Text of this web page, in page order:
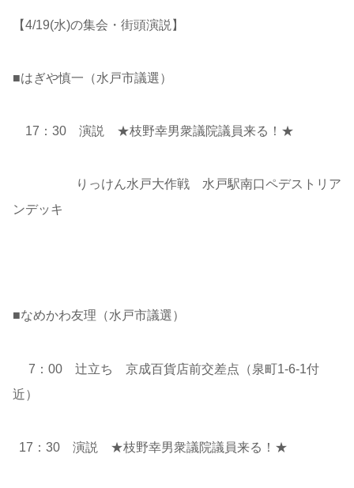
【4/19(水)の集会・街頭演説】
■はぎや慎一（水戸市議選）
17：30 演説 ★枝野幸男衆議院議員来る！★
りっけん水戸大作戦 水戸駅南口ペデストリア
ンデッキ
■なめかわ友理（水戸市議選）
7：00 辻立ち 京成百貨店前交差点（泉町1-6-1付
近）
17：30 演説 ★枝野幸男衆議院議員来る！★